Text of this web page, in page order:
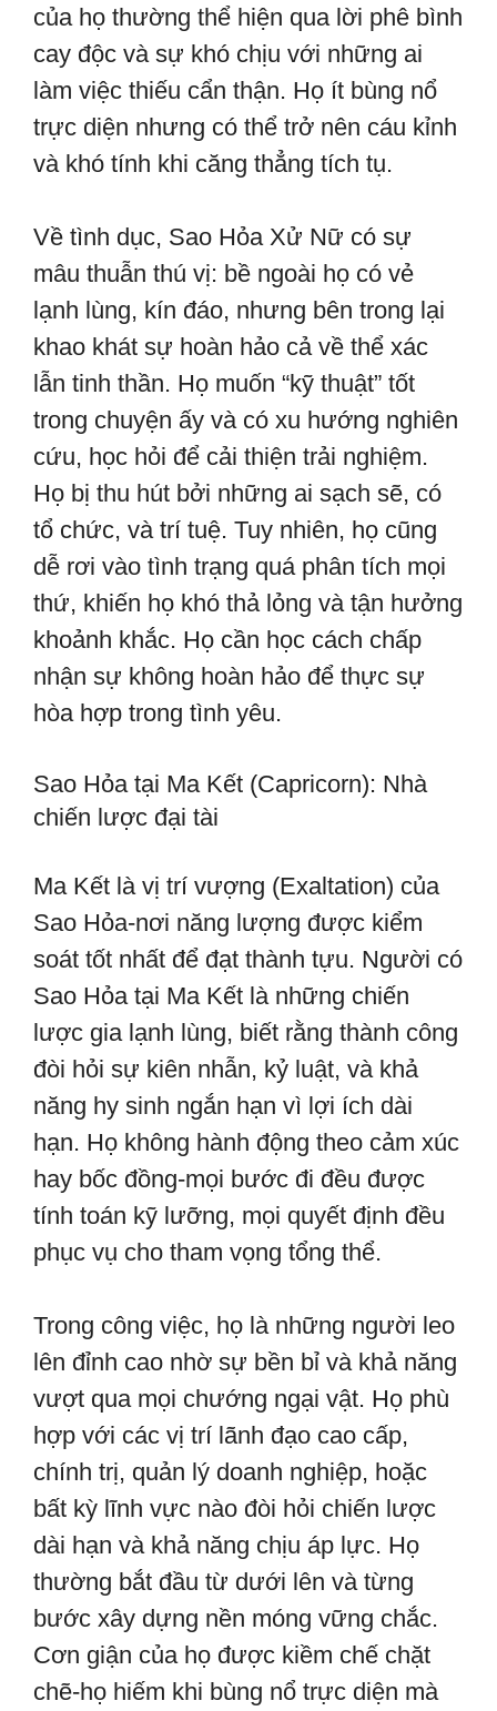
của họ thường thể hiện qua lời phê bình
cay độc và sự khó chịu với những ai
làm việc thiếu cẩn thận. Họ ít bùng nổ
trực diện nhưng có thể trở nên cáu kỉnh
và khó tính khi căng thẳng tích tụ.
Về tình dục, Sao Hỏa Xử Nữ có sự
mâu thuẫn thú vị: bề ngoài họ có vẻ
lạnh lùng, kín đáo, nhưng bên trong lại
khao khát sự hoàn hảo cả về thể xác
lẫn tinh thần. Họ muốn “kỹ thuật” tốt
trong chuyện ấy và có xu hướng nghiên
cứu, học hỏi để cải thiện trải nghiệm.
Họ bị thu hút bởi những ai sạch sẽ, có
tổ chức, và trí tuệ. Tuy nhiên, họ cũng
dễ rơi vào tình trạng quá phân tích mọi
thứ, khiến họ khó thả lỏng và tận hưởng
khoảnh khắc. Họ cần học cách chấp
nhận sự không hoàn hảo để thực sự
hòa hợp trong tình yêu.
Sao Hỏa tại Ma Kết (Capricorn): Nhà
chiến lược đại tài
Ma Kết là vị trí vượng (Exaltation) của
Sao Hỏa-nơi năng lượng được kiểm
soát tốt nhất để đạt thành tựu. Người có
Sao Hỏa tại Ma Kết là những chiến
lược gia lạnh lùng, biết rằng thành công
đòi hỏi sự kiên nhẫn, kỷ luật, và khả
năng hy sinh ngắn hạn vì lợi ích dài
hạn. Họ không hành động theo cảm xúc
hay bốc đồng-mọi bước đi đều được
tính toán kỹ lưỡng, mọi quyết định đều
phục vụ cho tham vọng tổng thể.
Trong công việc, họ là những người leo
lên đỉnh cao nhờ sự bền bỉ và khả năng
vượt qua mọi chướng ngại vật. Họ phù
hợp với các vị trí lãnh đạo cao cấp,
chính trị, quản lý doanh nghiệp, hoặc
bất kỳ lĩnh vực nào đòi hỏi chiến lược
dài hạn và khả năng chịu áp lực. Họ
thường bắt đầu từ dưới lên và từng
bước xây dựng nền móng vững chắc.
Cơn giận của họ được kiềm chế chặt
chẽ-họ hiếm khi bùng nổ trực diện mà